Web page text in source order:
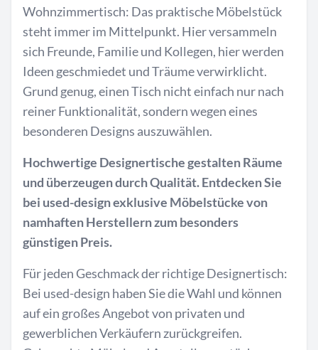
Wohnzimmertisch: Das praktische Möbelstück
steht immer im Mittelpunkt. Hier versammeln
sich Freunde, Familie und Kollegen, hier werden
Ideen geschmiedet und Träume verwirklicht.
Grund genug, einen Tisch nicht einfach nur nach
reiner Funktionalität, sondern wegen eines
besonderen Designs auszuwählen.
Hochwertige Designertische gestalten Räume
und überzeugen durch Qualität. Entdecken Sie
bei used-design exklusive Möbelstücke von
namhaften Herstellern zum besonders
günstigen Preis.
Für jeden Geschmack der richtige Designertisch:
Bei used-design haben Sie die Wahl und können
auf ein großes Angebot von privaten und
gewerblichen Verkäufern zurückgreifen.